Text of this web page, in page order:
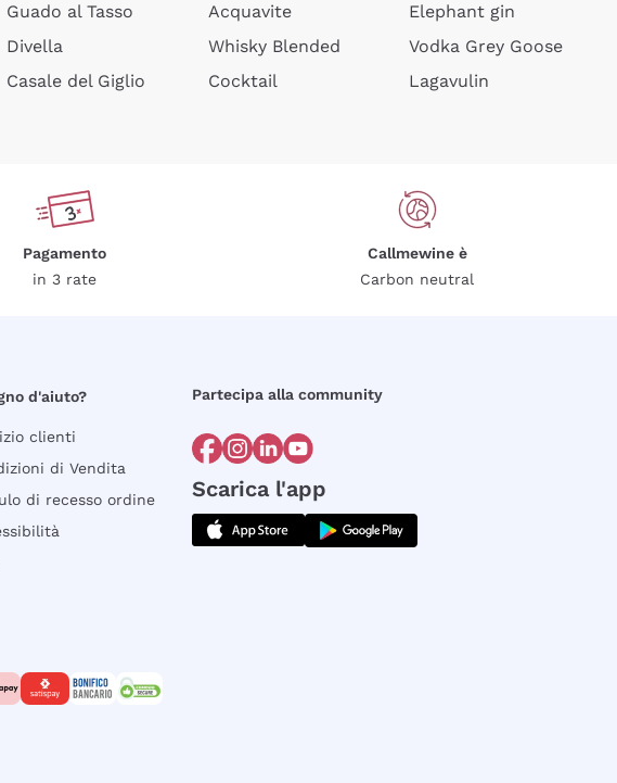
Guado al Tasso
Divella
Casale del Giglio
Acquavite
Whisky Blended
Cocktail
Elephant gin
Vodka Grey Goose
Lagavulin
Pagamento
in 3 rate
Callmewine è
Carbon neutral
d'aiuto?
clienti
di Vendita
di recesso ordine
Partecipa alla community
Scarica l'app